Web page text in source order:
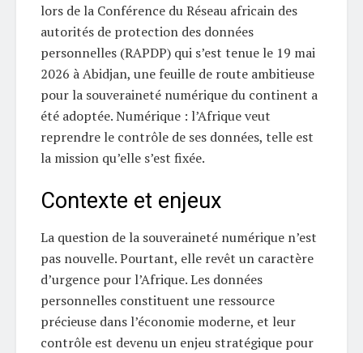
lors de la Conférence du Réseau africain des
autorités de protection des données
personnelles (RAPDP) qui s’est tenue le 19 mai
2026 à Abidjan, une feuille de route ambitieuse
pour la souveraineté numérique du continent a
été adoptée. Numérique : l’Afrique veut
reprendre le contrôle de ses données, telle est
la mission qu’elle s’est fixée.
Contexte et enjeux
La question de la souveraineté numérique n’est
pas nouvelle. Pourtant, elle revêt un caractère
d’urgence pour l’Afrique. Les données
personnelles constituent une ressource
précieuse dans l’économie moderne, et leur
contrôle est devenu un enjeu stratégique pour